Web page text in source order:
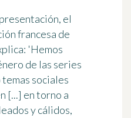
el
francesa de
'Hemos
de las series
sociales
[...] en torno a
y cálidos,